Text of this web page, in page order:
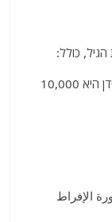
כולל:
*- קבוצת גיל 19 – 70 שנים הדרישה היומית לסידן היא 10,000